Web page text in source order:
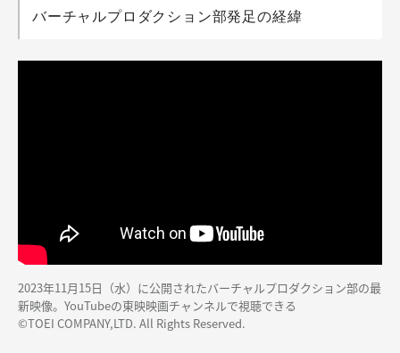
バーチャルプロダクション部発足の経緯
2023年11月15日（水）に公開されたバーチャルプロダクション部の最
新映像。YouTubeの東映映画チャンネルで視聴できる
©TOEI COMPANY,LTD. All Rights Reserved.